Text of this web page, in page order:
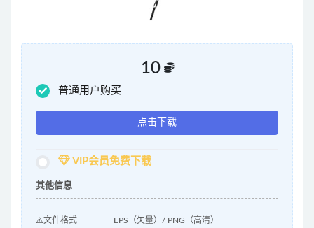
10
普通用户购买
点击下载
VIP会员免费下载
其他信息
⚠️文件格式 EPS（矢量）/ PNG（高清）